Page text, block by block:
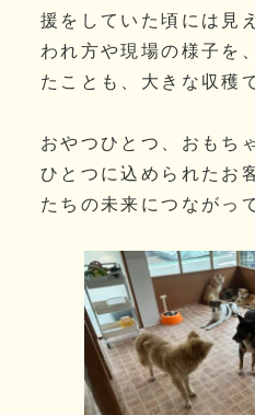
援をしていた頃には見
われ方や現場の様子を
たことも、大きな収穫
おやつひとつ、おもち
ひとつに込められたお
たちの未来につながっ